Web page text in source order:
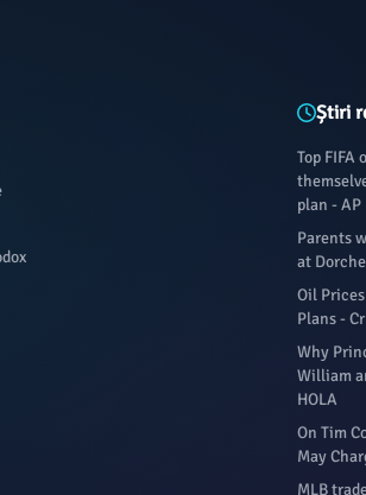
Știri
Top FIFA
plan - AP
Parents
at
Oil
Plans -
Why
William
HOLA
On Tim
May
MLB